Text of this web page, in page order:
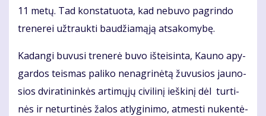
11 me­tų. Tad kon­sta­tuo­ta, kad ne­bu­vo pa­grin­do
tre­ne­rei už­trauk­ti bau­džia­mą­ją at­sa­ko­my­bę.
Ka­dan­gi bu­vu­si tre­ne­rė bu­vo iš­tei­sin­ta, Kau­no apy­
gar­dos teis­mas pa­li­ko ne­nag­ri­nė­tą žu­vu­sios jau­no­
sios dvi­ra­ti­nin­kės ar­ti­mų­jų ci­vi­li­nį ieš­ki­nį dėl tur­ti­
nės ir ne­tur­ti­nės ža­los at­ly­gi­ni­mo, at­mes­ti nu­ken­tė­